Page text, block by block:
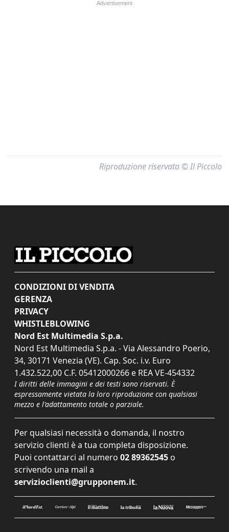
Riproduzione riservata © Il Piccolo
CONDIZIONI DI VENDITA
GERENZA
PRIVACY
WHISTLEBLOWING
Nord Est Multimedia S.p.a.
Nord Est Multimedia S.p.a. - Via Alessandro Poerio,
34, 30171 Venezia (VE). Cap. Soc. i.v. Euro
1.432.522,00 C.F. 05412000266 e REA VE-454332
I diritti delle immagini e dei testi sono riservati. È
espressamente vietata la loro riproduzione con qualsiasi
mezzo e l'adattamento totale o parziale.
Per qualsiasi necessità o domanda, il nostro
servizio clienti è a tua completa disposizione.
Puoi contattarci al numero 02 89362545 o
scrivendo una mail a
servizioclienti@grupponem.it.